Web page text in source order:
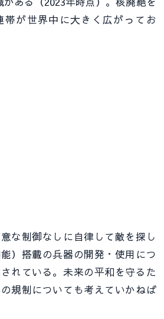
帯が世界中に大きく広がってお
な制御なしに自律して敵を探し
）搭載の兵器の開発・使用につ
れている。未来の平和を守るた
規制についても考えていかねば